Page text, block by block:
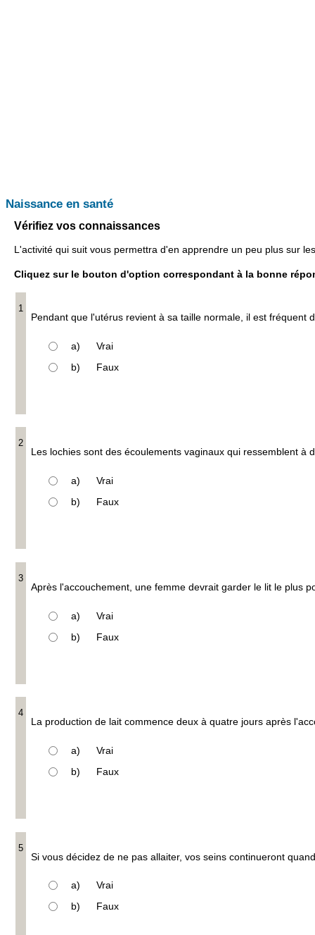
Naissance en santé
Vérifiez vos connaissances
L'activité qui suit vous permettra d'en apprendre un peu plus sur
Cliquez sur le bouton d'option correspondant à la bonne
1
Pendant que l'utérus revient à sa taille normale, il est
a)
Vrai
b)
Faux
2
Les lochies sont des écoulements vaginaux qui ressemblent à
a)
Vrai
b)
Faux
3
Après l'accouchement, une femme devrait garder le lit le plus
a)
Vrai
b)
Faux
4
La production de lait commence deux à quatre jours après
a)
Vrai
b)
Faux
5
Si vous décidez de ne pas allaiter, vos seins continueront
a)
Vrai
b)
Faux